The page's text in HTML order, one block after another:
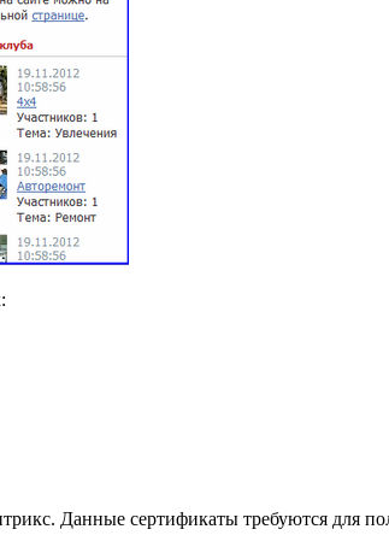
Данные сертификаты требуются для